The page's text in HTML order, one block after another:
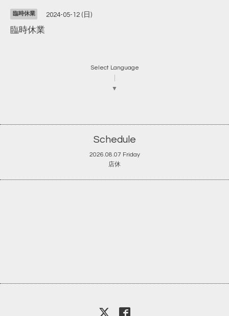
臨時休業 2024-05-12 (日)
臨時休業
Select Language
▼
Schedule
2026.08.07 Friday
店休